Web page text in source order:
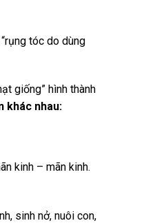
tóc do dùng
giống” hình thành
khác nhau:
kinh – mãn kinh.
sinh nở, nuôi con,